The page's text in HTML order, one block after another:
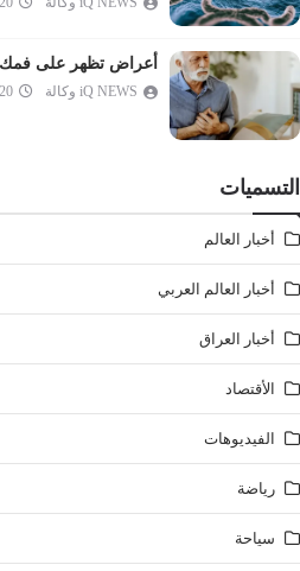
الانفطار
المطففين
الانشقاق
البروج
الغاشية
الفجر
البلد
الشمس
الليل
التين
القدر
أعراض تظهر على فمك
iQ NEWS وكالة 20 مايو 2026
التسميات
أخبار العالم
أخبار العالم العربي
أخبار العراق
الأقتصاد
الفيديوهات
رياضة
سياحة